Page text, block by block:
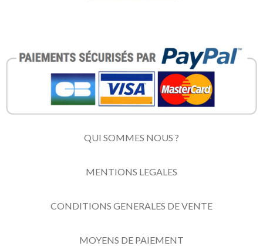
QUI SOMMES NOUS ?
MENTIONS LEGALES
CONDITIONS GENERALES DE VENTE
MOYENS DE PAIEMENT